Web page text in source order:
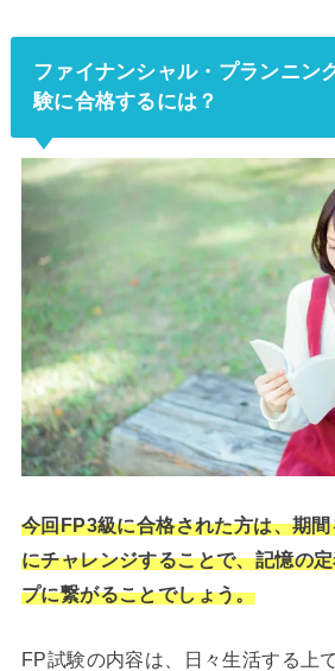
ファイナンシャル・プランニン
験に合格するには？
今回FP3級に合格された方は、期
にチャレンジすることで、記憶の
プに繋がることでしょう。
FP試験の内容は、日々生活する上